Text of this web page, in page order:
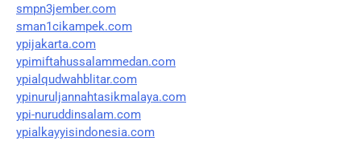
smpn3jember.com
sman1cikampek.com
ypijakarta.com
ypimiftahussalammedan.com
ypialqudwahblitar.com
ypinuruljannahtasikmalaya.com
ypi-nuruddinsalam.com
ypialkayyisindonesia.com